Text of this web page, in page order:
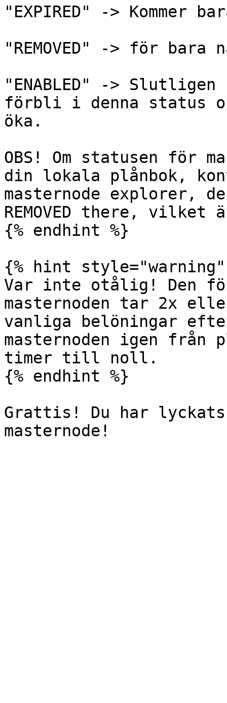
"EXPIRED" -> Kommer
"REMOVED" -> för bara
"ENABLED" -> Slutligen
förbli i denna status
öka.
OBS! Om statusen för
din lokala plånbok,
masternode explorer,
REMOVED there, vilket
{% endhint %}
{% hint style="warning"
Var inte otålig! Den
masternoden tar 2x
vanliga belöningar
masternoden igen från
timer till noll.
{% endhint %}
Grattis! Du har